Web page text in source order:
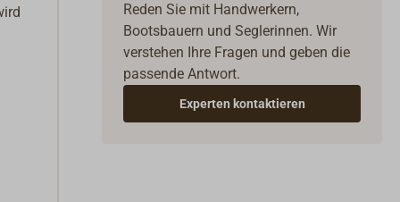
Reden Sie mit Handwerkern,
Bootsbauern und Seglerinnen. Wir
verstehen Ihre Fragen und geben die
passende Antwort.
Experten kontaktieren